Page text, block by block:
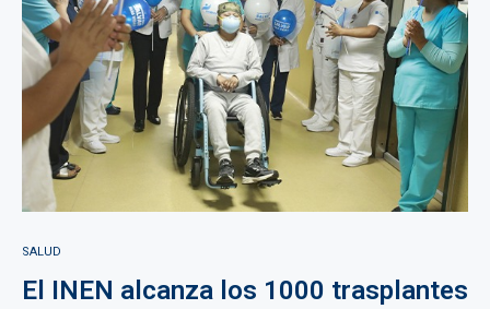
SALUD
El INEN alcanza los 1000 trasplantes